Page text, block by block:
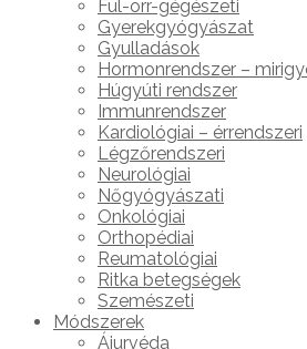
Fül-orr-gégészeti
Gyerekgyógyászat
Gyulladások
Hormonrendszer –
Húgyúti rendszer
Immunrendszer
Kardiológiai – érrendszeri
Légzőrendszeri
Neurológiai
Nőgyógyászati
Onkológiai
Orthopédiai
Reumatológiai
Ritka betegségek
Szemészeti
Módszerek
Ájurvéda